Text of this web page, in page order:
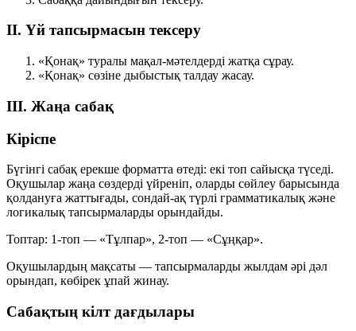
II. Үй тапсырмасын тексеру
«Қонақ» туралы мақал-мәтелдерді жатқа сұрау.
«Қонақ» сөзіне дыбыстық талдау жасау.
III. Жаңа сабақ
Кіріспе
Бүгінгі сабақ ерекше форматта өтеді: екі топ сайысқа түседі.
Оқушылар жаңа сөздерді үйреніп, оларды сөйлеу барысында
қолдануға жаттығады, сондай-ақ түрлі грамматикалық және
логикалық тапсырмаларды орындайды.
Топтар: 1-топ — «Тұлпар», 2-топ — «Сұңқар».
Оқушылардың мақсаты — тапсырмаларды жылдам әрі дәл
орындап, көбірек ұпай жинау.
Сабақтың кілт дағдылары